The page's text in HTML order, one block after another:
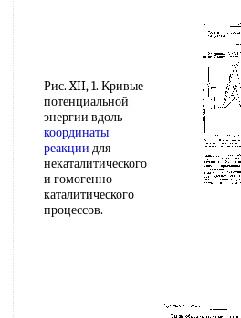
Рис. XII, 1. Кривые
потенциальной
энергии вдоль
координаты
реакции для
некаталитического
и гомогенно-
каталитического
процессов.